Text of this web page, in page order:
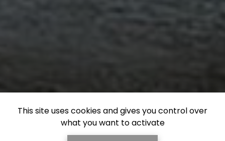
This site uses cookies and gives you control over
what you want to activate